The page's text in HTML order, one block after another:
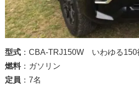
型式 ：CBA-TRJ150W いわゆる150
燃料：ガソリン
定員 ：7名